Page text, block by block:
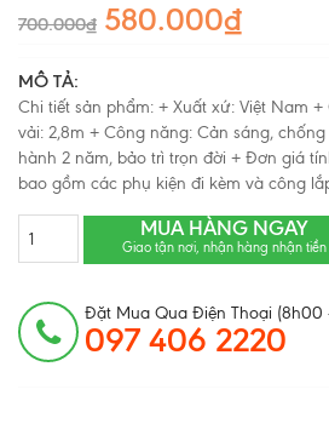
700.000₫ 580.000₫
MÔ TẢ:
Chi tiết sản phẩm: + Xuất xứ: Việt Nam
vải: 2,8m + Công năng: Cản sáng,
hành 2 năm, bảo trì trọn đời + Đơn giá
bao gồm các phụ kiện đi kèm và công
MUA HÀNG NGAY
Giao tận nơi, nhận hàng nhận tiền
Đặt Mua Qua Điện Thoại (8h00
097 406 2220